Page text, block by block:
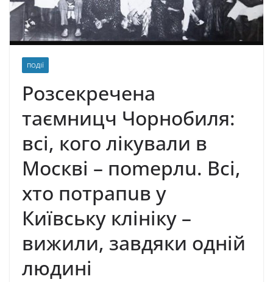
ПОДІЇ
Розсекречена
таємницч Чорнобиля:
всі, кого лікували в
Москві – поmерлu. Всі,
хто потрапuв у
Київську клініку –
вижили, завдяки одній
людині